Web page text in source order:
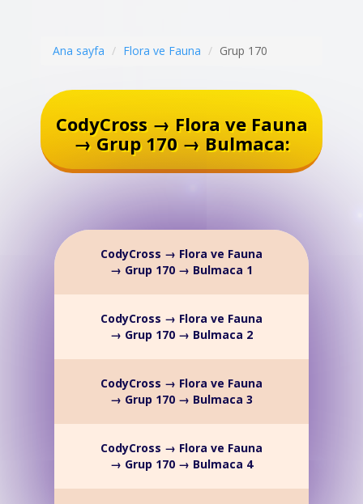
Ana sayfa Flora ve Fauna Grup 170
CodyCross → Flora ve Fauna
→ Grup 170 → Bulmaca:
CodyCross → Flora ve Fauna
→ Grup 170 → Bulmaca 1
CodyCross → Flora ve Fauna
→ Grup 170 → Bulmaca 2
CodyCross → Flora ve Fauna
→ Grup 170 → Bulmaca 3
CodyCross → Flora ve Fauna
→ Grup 170 → Bulmaca 4